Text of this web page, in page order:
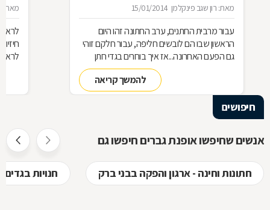
מאת: רון שגב פינקלמן 15/01/2014
עבור מרבית החתנים, ערב החתונה זהו היום
הראשון שבו הם לובשים חליפה, עבור חלקם זוהי
גם הפעם האחרונה...אז איך בוחרים בגדי חתן
ומהם הדגשים לרכישת חליפה לחתן? כל הפרטים
להמשך קריאה
מאת:
חיפושים
אנשים שחיפשו אופנת גברים חיפשו גם
חתונות וחינה - ארגון והפקה בבני ברק חנויות